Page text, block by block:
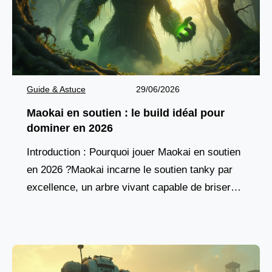
Guide & Astuce 29/06/2026
Maokai en soutien : le build idéal pour
dominer en 2026
Introduction : Pourquoi jouer Maokai en soutien
en 2026 ?Maokai incarne le soutien tanky par
excellence, un arbre vivant capable de briser